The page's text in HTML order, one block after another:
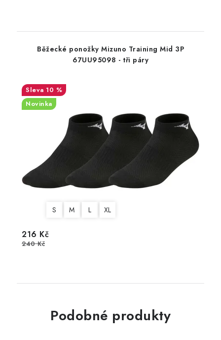
Běžecké ponožky Mizuno Training Mid 3P
67UU95098 - tři páry
10 %
Novinka
S M L XL
216 Kč
240 Kč
Podobné produkty